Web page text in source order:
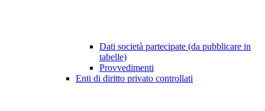
Dati società partecipate (da pubblicare in
tabelle)
Provvedimenti
Enti di diritto privato controllati